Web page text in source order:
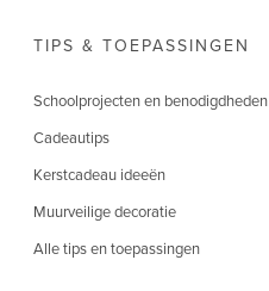
TIPS & TOEPASSINGEN
Schoolprojecten en benodigdheden
Cadeautips
Kerstcadeau ideeën
Muurveilige decoratie
Alle tips en toepassingen